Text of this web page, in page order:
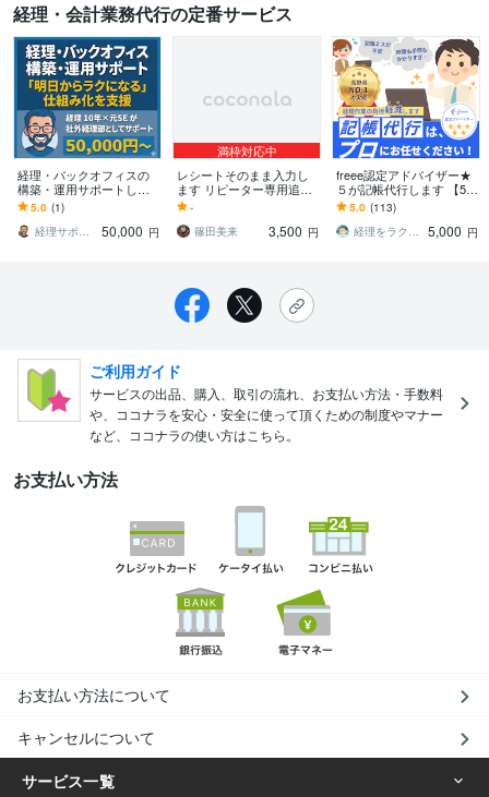
経理・会計業務代行の定番サービス
経理・バックオフィスの
構築・運用サポートしま
す 「明日からラクにな
る」マネーフォワードク
ラウドで仕組み化支援
5.0 (1)
経理サポート│グレイス
50,000 円
満枠対応中
レシートそのまま入力し
ます リピーター専用追加
オプションページ
-
篠田美来
3,500 円
freee認定アドバイザー★
５が記帳代行します 【50
仕訳まで 5,000円】★５の
プロが記帳します。
5.0 (113)
経理をラクにする「うちの経理」
5,000 円
ご利用ガイド
サービスの出品、購入、取引の流れ、お支払い方法・手数料
や、ココナラを安心・安全に使って頂くための制度やマナー
など、ココナラの使い方はこちら。
お支払い方法
お支払い方法について
キャンセルについて